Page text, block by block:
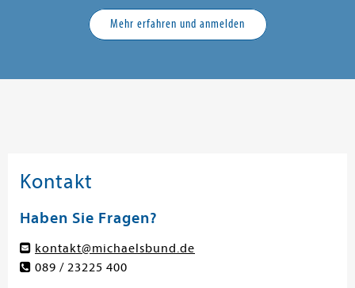
Mehr erfahren und anmelden
Kontakt
Haben Sie Fragen?
kontakt@michaelsbund.de
089 / 23225 400